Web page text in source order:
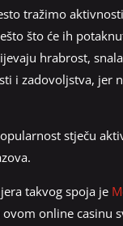
tražimo
što će ih
hrabrost,
i zadovoljstva, jer
stječu
takvog spoja je
online casinu